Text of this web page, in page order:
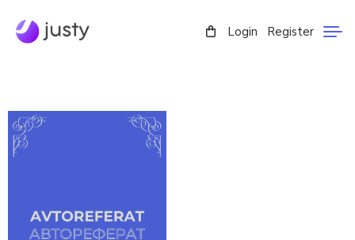
Login Register